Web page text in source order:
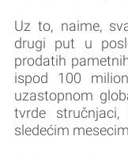
Uz to, naime,
drugi put u
prodatih
ispod 100
uzastopnom
tvrde
sledećim